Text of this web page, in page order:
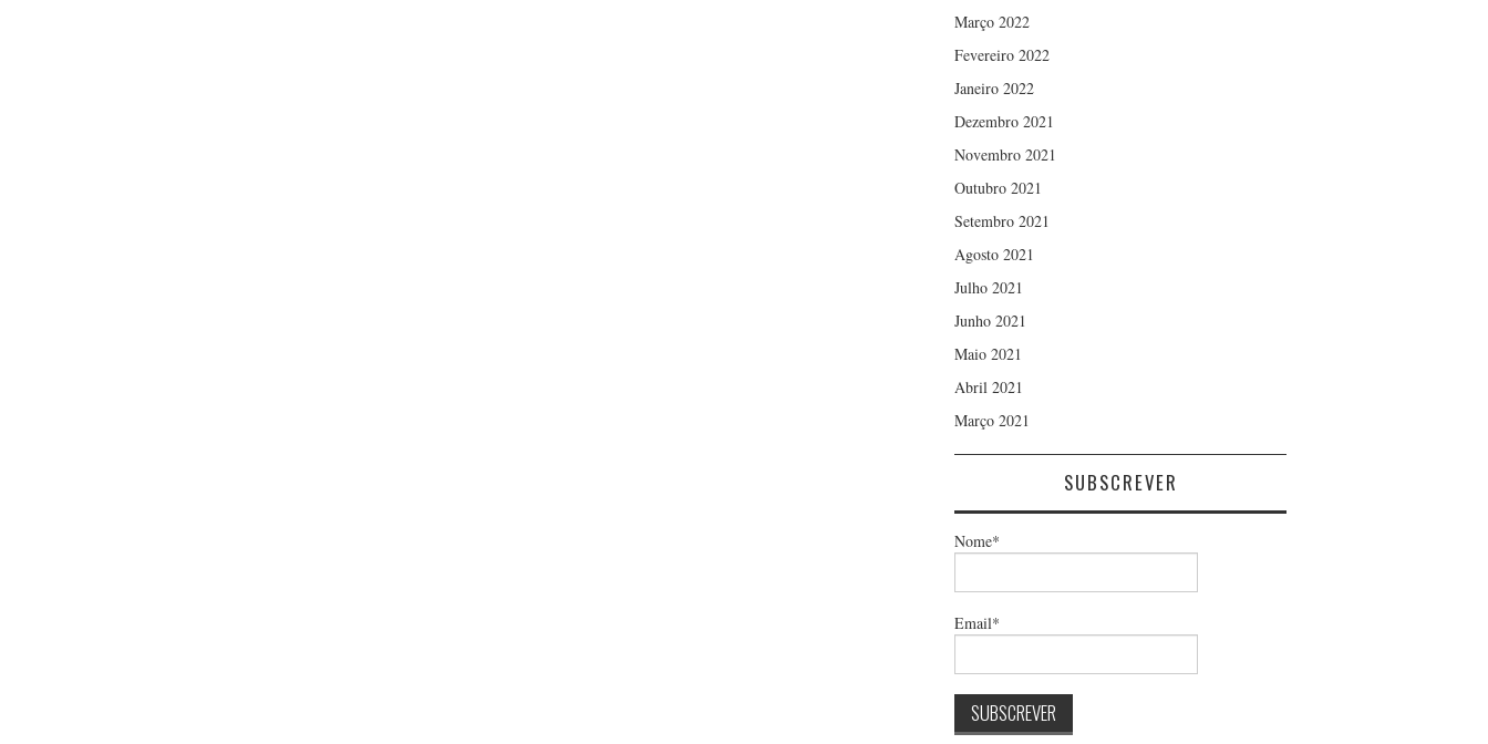
Março 2022
Fevereiro 2022
Janeiro 2022
Dezembro 2021
Novembro 2021
Outubro 2021
Setembro 2021
Agosto 2021
Julho 2021
Junho 2021
Maio 2021
Abril 2021
Março 2021
SUBSCREVER
Nome*
Email*